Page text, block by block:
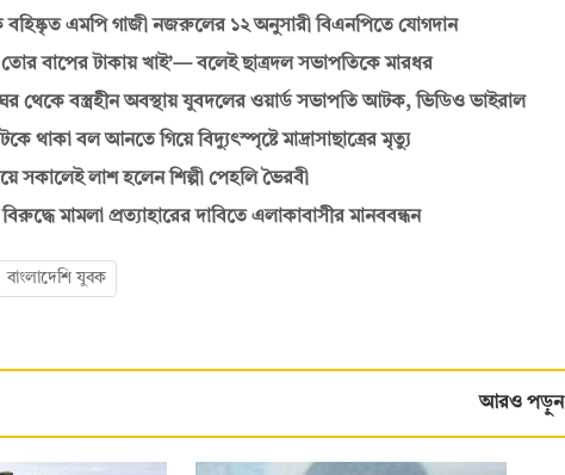
বহিষ্কৃত এমপি গাজী নজরুলের ১২ অনুসারী বিএনপিতে যোগদান
তোর বাপের টাকায় খাই’— বলেই ছাত্রদল সভাপতিকে মারধর
ঘর থেকে বস্ত্রহীন অবস্থায় যুবদলের ওয়ার্ড সভাপতি আটক, ভিডিও ভাইরাল
থাকা বল আনতে গিয়ে বিদ্যুৎস্পৃষ্টে মাদ্রাসাছাত্রের মৃত্যু
সকালেই লাশ হলেন শিল্পী পেহলি ভৈরবী
মামলা প্রত্যাহারের দাবিতে এলাকাবাসীর মানববন্ধন
বাংলাদেশি যুবক
আরও পড়ুন